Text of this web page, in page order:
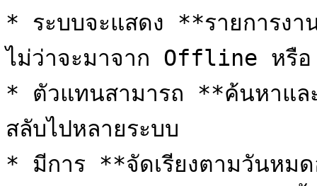
* ระบบจะแสดง **รายการงา
ไม่ว่าจะมาจาก Offline หรื
* ตัวแทนสามารถ **ค้นหาแล
สลับไปหลายระบบ
* มีการ **จัดเรียงตามวันหม